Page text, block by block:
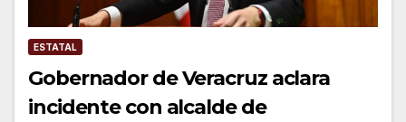
ESTATAL
Gobernador de Veracruz aclara
incidente con alcalde de